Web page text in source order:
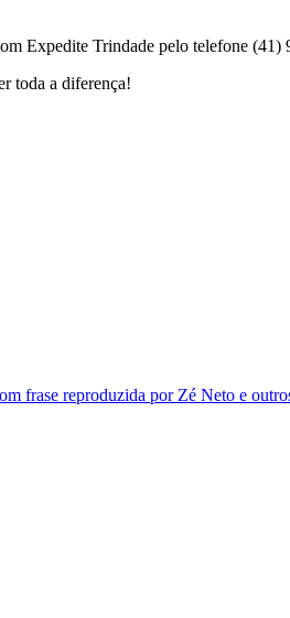
Expedite Trindade pelo telefone (41)
toda a diferença!